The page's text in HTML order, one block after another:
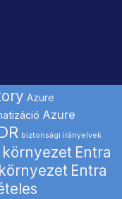
Azure
Azure
biztonsági irányelvek
környezet Entra
Entra